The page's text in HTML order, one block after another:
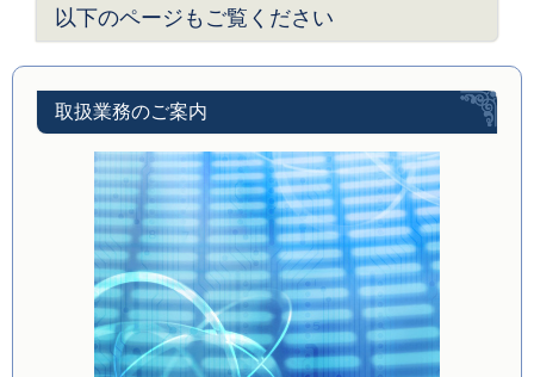
以下のページもご覧ください
取扱業務のご案内